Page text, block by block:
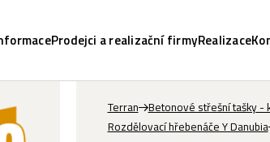
Prodejci a realizační firmyRealizace
Terran Betonové střešní tašky -
Rozdělovací hřebenáče Y Danubia